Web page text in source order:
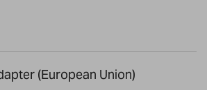
(European Union)